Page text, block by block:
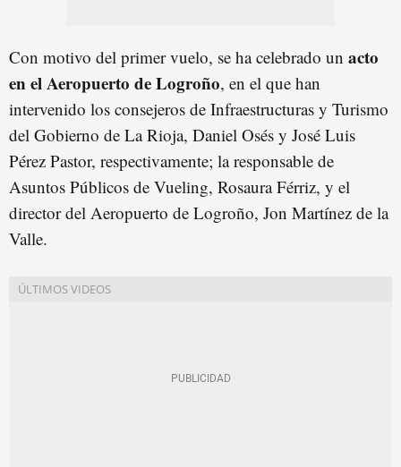
Con motivo del primer vuelo, se ha celebrado un acto
en el Aeropuerto de Logroño, en el que han
intervenido los consejeros de Infraestructuras y Turismo
del Gobierno de La Rioja, Daniel Osés y José Luis
Pérez Pastor, respectivamente; la responsable de
Asuntos Públicos de Vueling, Rosaura Férriz, y el
director del Aeropuerto de Logroño, Jon Martínez de la
Valle.